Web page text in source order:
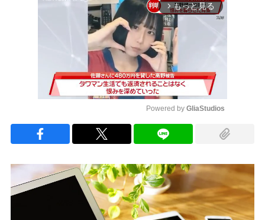
arrow_forward_ios もっと見る
Powered by GliaStudios